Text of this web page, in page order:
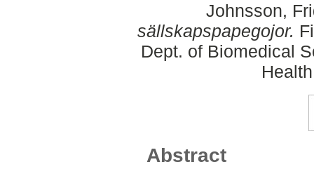
Johnsson,
sällskapspapegojor.
Dept. of Biomedical
Abstract